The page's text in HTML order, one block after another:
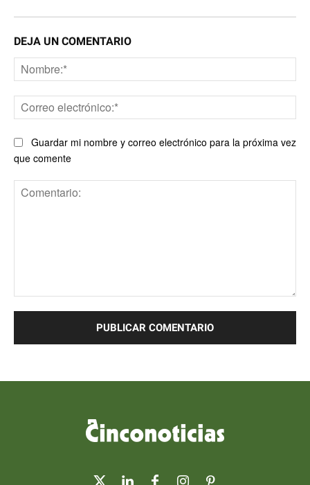
DEJA UN COMENTARIO
Guardar mi nombre y correo electrónico para la próxima vez
que comente